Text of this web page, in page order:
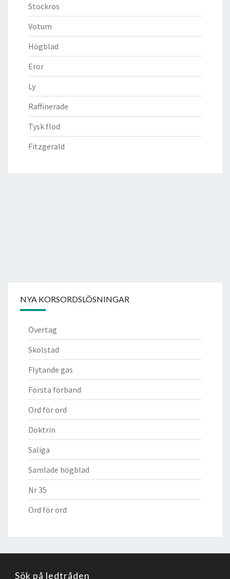
Stockros
Votum
Högblad
Eror
Ly
Raffinerade
Tysk flod
Fitzgerald
NYA KORSORDSLÖSNINGAR
Övertag
Skolstad
Flytande gas
Första förband
Ord för ord
Doktrin
Saliga
Samlade högblad
Nr 35
Ord för ord
Sök på ledtråden